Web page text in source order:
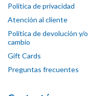
Política de privacidad
Atención al cliente
Política de devolución y/o
cambio
Gift Cards
Preguntas frecuentes